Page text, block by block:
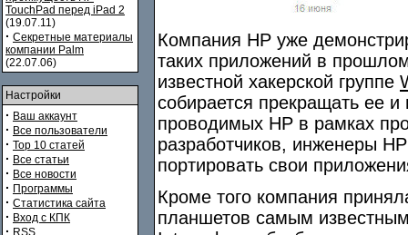
TouchPad перед iPad 2
(19.07.11)
· Секретные материалы
компании Palm
(22.07.06)
Настройки
· Ваш аккаунт
· Все пользователи
· Top 10 статей
· Все статьи
· Все новости
· Программы
· Статистика сайта
· Вход с КПК
· RSS
Компания HP уже
таких приложений в
известной хакерской группе
собирается прекращать ее
проводимых HP в рамках
разработчиков, инженеры
портировать свои
Кроме того компания
планшетов самым